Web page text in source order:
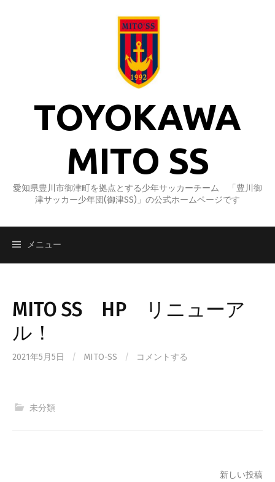
TOYOKAWA
MITO SS
愛知県豊川市御津町を拠点とする少年サッカーチーム 「豊川御
津サッカー少年団(御津SS)」の公式ホームページです
メニュー
MITO SS HP リニューア
ル！
2021年5月5日 / MITO-SS / コメントする
未分類
新しい投稿